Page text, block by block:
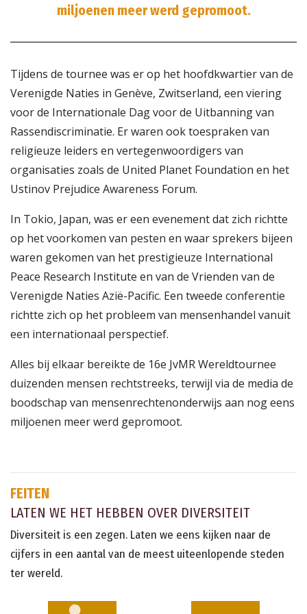
miljoenen meer werd gepromoot.
Tijdens de tournee was er op het hoofdkwartier van de
Verenigde Naties in Genève, Zwitserland, een viering
voor de Internationale Dag voor de Uitbanning van
Rassendiscriminatie. Er waren ook toespraken van
religieuze leiders en vertegenwoordigers van
organisaties zoals de United Planet Foundation en het
Ustinov Prejudice Awareness Forum.
In Tokio, Japan, was er een evenement dat zich richtte
op het voorkomen van pesten en waar sprekers bijeen
waren gekomen van het prestigieuze International
Peace Research Institute en van de Vrienden van de
Verenigde Naties Azië-Pacific. Een tweede conferentie
richtte zich op het probleem van mensenhandel vanuit
een internationaal perspectief.
Alles bij elkaar bereikte de 16e JvMR Wereldtournee
duizenden mensen rechtstreeks, terwijl via de media de
boodschap van mensenrechtenonderwijs aan nog eens
miljoenen meer werd gepromoot.
FEITEN
LATEN WE HET HEBBEN OVER DIVERSITEIT
Diversiteit is een zegen. Laten we eens kijken naar de
cijfers in een aantal van de meest uiteenlopende steden
ter wereld.